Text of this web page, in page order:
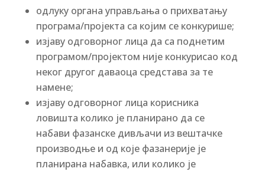
одлуку органа управљања о прихватању
програма/пројекта са којим се конкурише;
изјаву одговорног лица да са поднетим
програмом/пројектом није конкурисао код
неког другог даваоца средстава за те
намене;
изјаву одговорног лица корисника
ловишта колико је планирано да се
набави фазанске дивљачи из вештачке
производње и од које фазанерије је
планирана набавка, или колико је